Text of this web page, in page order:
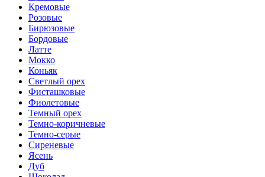
Кремовые
Розовые
Бирюзовые
Бордовые
Латте
Мокко
Коньяк
Светлый орех
Фисташковые
Фиолетовые
Темный орех
Темно-коричневые
Темно-серые
Сиреневые
Ясень
Дуб